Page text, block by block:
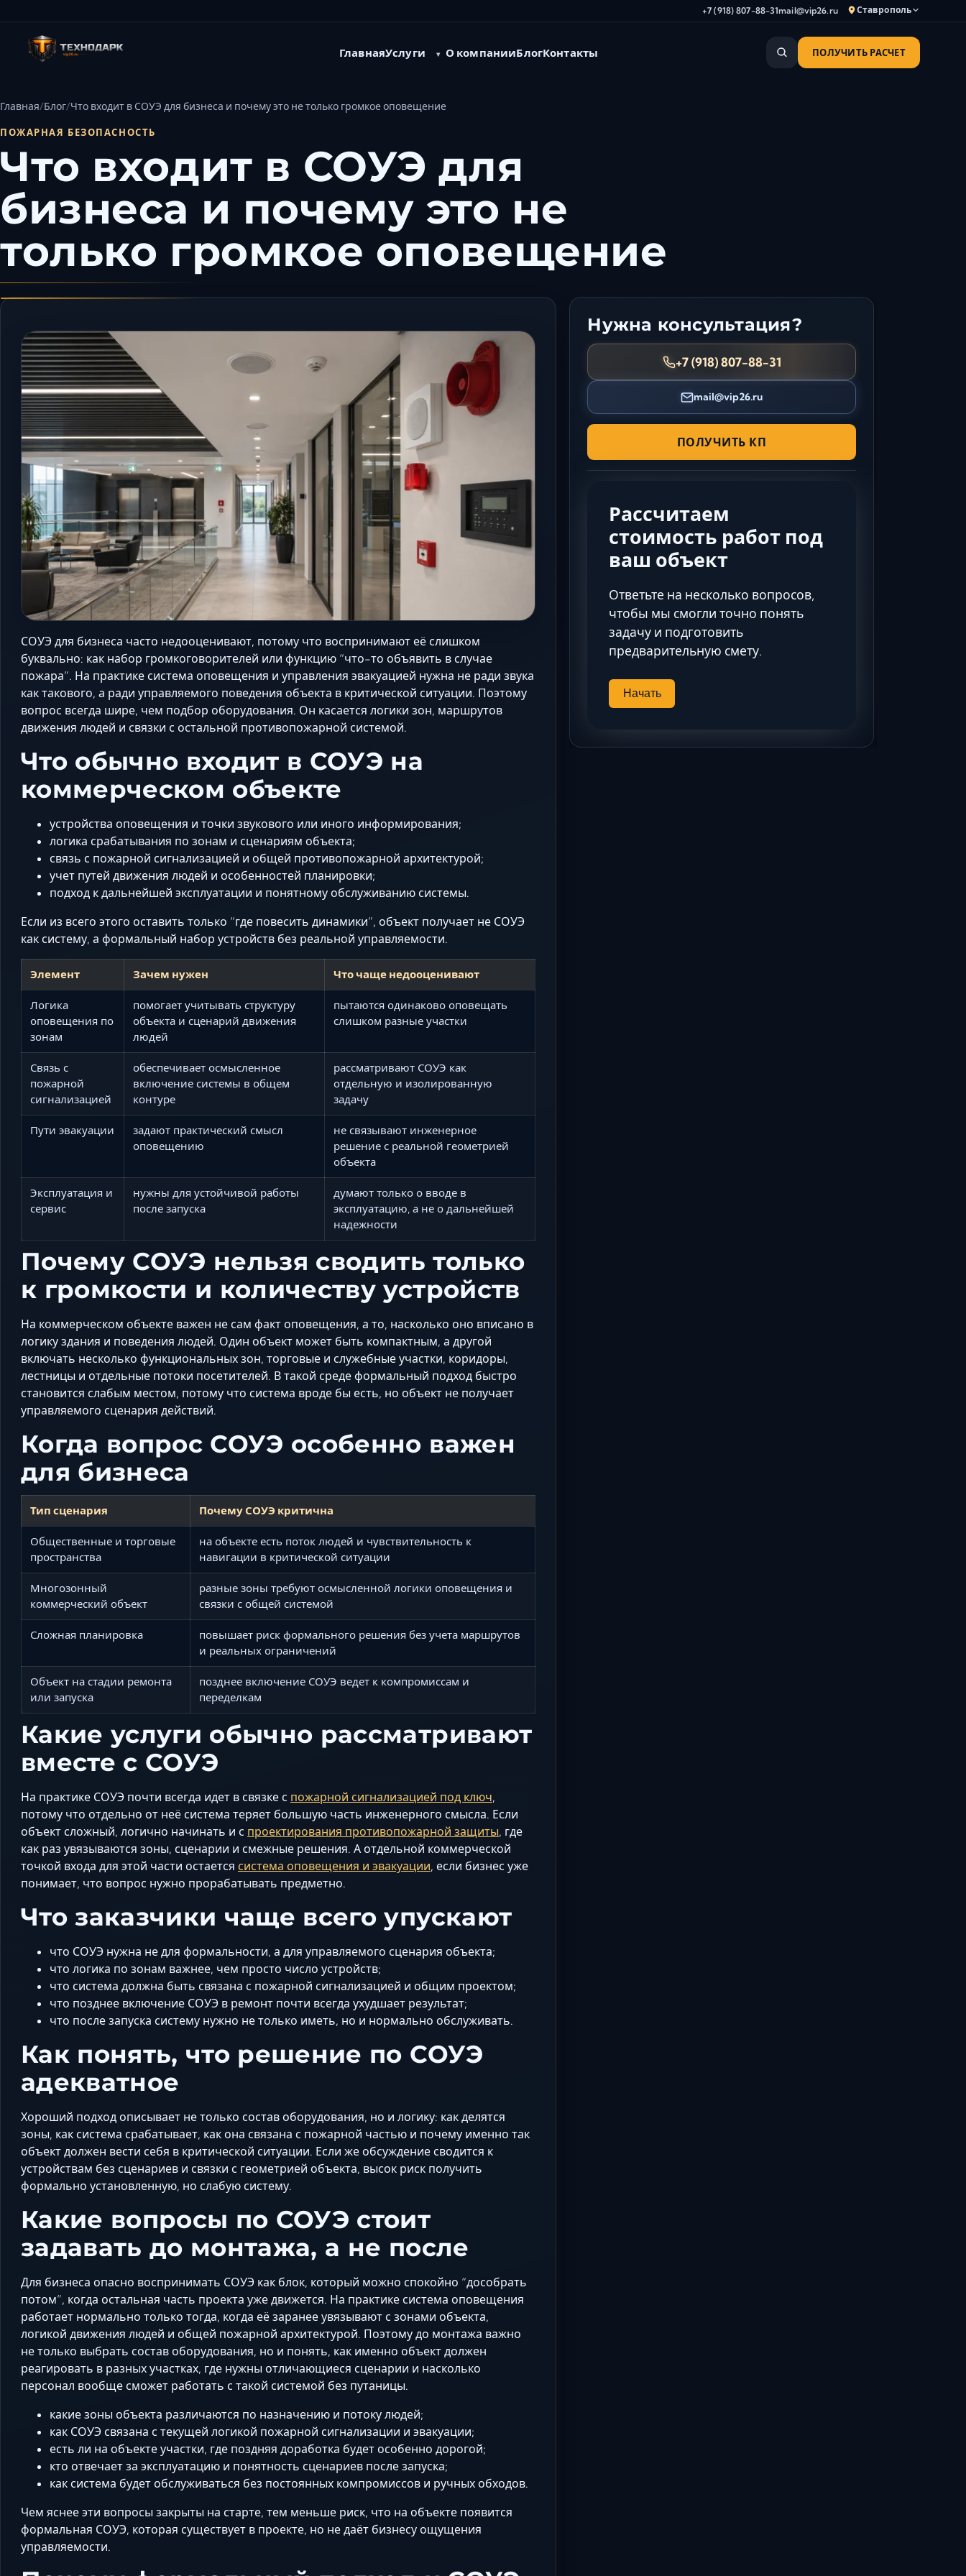
+7 (918) 807-88-31mail@vip26.ru Ставрополь
Керчь
Кисловодск
Минеральные Воды
Пятигорск
Симферополь
ГлавнаяУслуги О компанииБлогКонтакты ПОЛУЧИТЬ РАСЧЕТ
Главная Блог Что входит в СОУЭ для бизнеса и почему это не только громкое оповещение
ПОЖАРНАЯ БЕЗОПАСНОСТЬ
Что входит в СОУЭ для
бизнеса и почему это не
только громкое оповещение
СОУЭ для бизнеса часто недооценивают, потому что воспринимают её слишком
буквально: как набор громкоговорителей или функцию “что-то объявить в случае
пожара”. На практике система оповещения и управления эвакуацией нужна не ради звука
как такового, а ради управляемого поведения объекта в критической ситуации. Поэтому
вопрос всегда шире, чем подбор оборудования. Он касается логики зон, маршрутов
движения людей и связки с остальной противопожарной системой.
Что обычно входит в СОУЭ на
коммерческом объекте
устройства оповещения и точки звукового или иного информирования;
логика срабатывания по зонам и сценариям объекта;
связь с пожарной сигнализацией и общей противопожарной архитектурой;
учет путей движения людей и особенностей планировки;
подход к дальнейшей эксплуатации и понятному обслуживанию системы.
Если из всего этого оставить только “где повесить динамики”, объект получает не СОУЭ
как систему, а формальный набор устройств без реальной управляемости.
Элемент Зачем нужен Что чаще недооценивают
Логика
оповещения по
зонам
помогает учитывать структуру
объекта и сценарий движения
людей
пытаются одинаково оповещать
слишком разные участки
Связь с
пожарной
сигнализацией
обеспечивает осмысленное
включение системы в общем
контуре
рассматривают СОУЭ как
отдельную и изолированную
задачу
Пути эвакуации
задают практический смысл
оповещению
не связывают инженерное
решение с реальной геометрией
объекта
Эксплуатация и
сервис
нужны для устойчивой работы
после запуска
думают только о вводе в
эксплуатацию, а не о дальнейшей
надежности
Почему СОУЭ нельзя сводить только
к громкости и количеству устройств
На коммерческом объекте важен не сам факт оповещения, а то, насколько оно вписано в
логику здания и поведения людей. Один объект может быть компактным, а другой
включать несколько функциональных зон, торговые и служебные участки, коридоры,
лестницы и отдельные потоки посетителей. В такой среде формальный подход быстро
становится слабым местом, потому что система вроде бы есть, но объект не получает
управляемого сценария действий.
Когда вопрос СОУЭ особенно важен
для бизнеса
Тип сценария Почему СОУЭ критична
Общественные и торговые
пространства
на объекте есть поток людей и чувствительность к
навигации в критической ситуации
Многозонный
коммерческий объект
разные зоны требуют осмысленной логики оповещения и
связки с общей системой
Сложная планировка
повышает риск формального решения без учета маршрутов
и реальных ограничений
Объект на стадии ремонта
или запуска
позднее включение СОУЭ ведет к компромиссам и
переделкам
Какие услуги обычно рассматривают
вместе с СОУЭ
На практике СОУЭ почти всегда идет в связке с пожарной сигнализацией под ключ,
потому что отдельно от неё система теряет большую часть инженерного смысла. Если
объект сложный, логично начинать и с проектирования противопожарной защиты, где
как раз увязываются зоны, сценарии и смежные решения. А отдельной коммерческой
точкой входа для этой части остается система оповещения и эвакуации, если бизнес уже
понимает, что вопрос нужно прорабатывать предметно.
Что заказчики чаще всего упускают
что СОУЭ нужна не для формальности, а для управляемого сценария объекта;
что логика по зонам важнее, чем просто число устройств;
что система должна быть связана с пожарной сигнализацией и общим проектом;
что позднее включение СОУЭ в ремонт почти всегда ухудшает результат;
что после запуска систему нужно не только иметь, но и нормально обслуживать.
Как понять, что решение по СОУЭ
адекватное
Хороший подход описывает не только состав оборудования, но и логику: как делятся
зоны, как система срабатывает, как она связана с пожарной частью и почему именно так
объект должен вести себя в критической ситуации. Если же обсуждение сводится к
устройствам без сценариев и связки с геометрией объекта, высок риск получить
формально установленную, но слабую систему.
Какие вопросы по СОУЭ стоит
задавать до монтажа, а не после
Для бизнеса опасно воспринимать СОУЭ как блок, который можно спокойно “дособрать
потом”, когда остальная часть проекта уже движется. На практике система оповещения
работает нормально только тогда, когда её заранее увязывают с зонами объекта,
логикой движения людей и общей пожарной архитектурой. Поэтому до монтажа важно
не только выбрать состав оборудования, но и понять, как именно объект должен
реагировать в разных участках, где нужны отличающиеся сценарии и насколько
персонал вообще сможет работать с такой системой без путаницы.
какие зоны объекта различаются по назначению и потоку людей;
как СОУЭ связана с текущей логикой пожарной сигнализации и эвакуации;
есть ли на объекте участки, где поздняя доработка будет особенно дорогой;
кто отвечает за эксплуатацию и понятность сценариев после запуска;
как система будет обслуживаться без постоянных компромиссов и ручных обходов.
Чем яснее эти вопросы закрыты на старте, тем меньше риск, что на объекте появится
формальная СОУЭ, которая существует в проекте, но не даёт бизнесу ощущения
управляемости.
Нужна консультация?
+7 (918) 807-88-31
mail@vip26.ru
ПОЛУЧИТЬ КП
Рассчитаем
стоимость работ под
ваш объект
Ответьте на несколько вопросов,
чтобы мы смогли точно понять
задачу и подготовить
предварительную смету.
Начать